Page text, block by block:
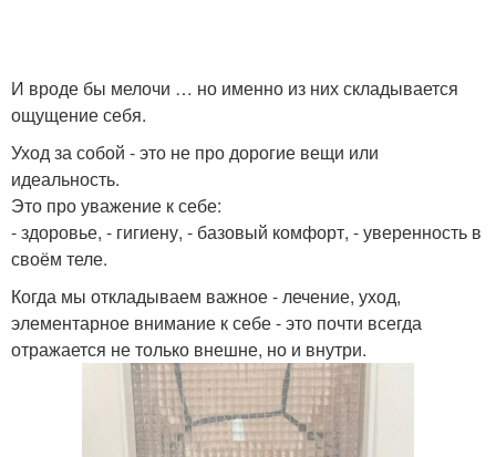
И вроде бы мелочи … но именно из них складывается
ощущение себя.
Уход за собой - это не про дорогие вещи или
идеальность.
Это про уважение к себе:
- здоровье, - гигиену, - базовый комфорт, - уверенность в
своём теле.
Когда мы откладываем важное - лечение, уход,
элементарное внимание к себе - это почти всегда
отражается не только внешне, но и внутри.